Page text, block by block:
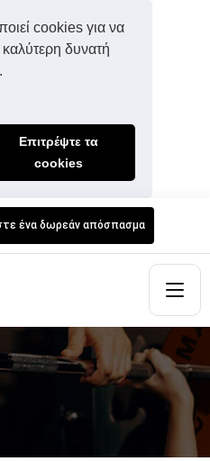
cookies για να
καλύτερη δυνατή
Επιτρέψτε τα
cookies
ένα δωρεάν απόσπασμα